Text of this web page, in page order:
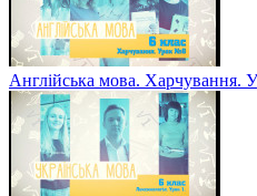
Англійська мова. Харчування.